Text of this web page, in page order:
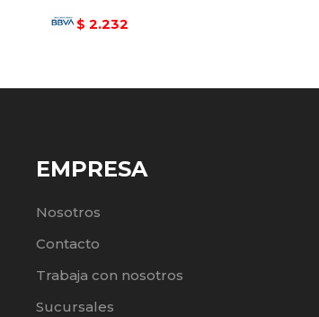
$ 2.232
EMPRESA
Nosotros
Contacto
Trabaja con nosotros
Sucursales